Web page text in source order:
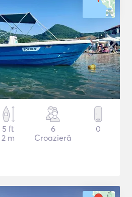
5 ft
2 m
6
Croazieră
0